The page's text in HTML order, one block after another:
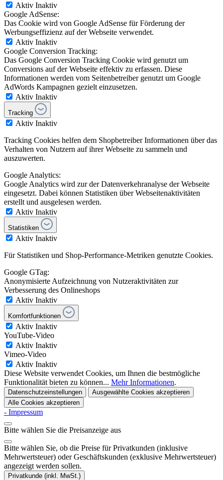
Aktiv Inaktiv
Google AdSense:
Das Cookie wird von Google AdSense für Förderung der
Werbungseffizienz auf der Webseite verwendet.
Aktiv Inaktiv
Google Conversion Tracking:
Das Google Conversion Tracking Cookie wird genutzt um
Conversions auf der Webseite effektiv zu erfassen. Diese
Informationen werden vom Seitenbetreiber genutzt um Google
AdWords Kampagnen gezielt einzusetzen.
Aktiv Inaktiv
Tracking
Aktiv Inaktiv
Tracking Cookies helfen dem Shopbetreiber Informationen über das
Verhalten von Nutzern auf ihrer Webseite zu sammeln und
auszuwerten.
Google Analytics:
Google Analytics wird zur der Datenverkehranalyse der Webseite
eingesetzt. Dabei können Statistiken über Webseitenaktivitäten
erstellt und ausgelesen werden.
Aktiv Inaktiv
Statistiken
Aktiv Inaktiv
Für Statistiken und Shop-Performance-Metriken genutzte Cookies.
Google GTag:
Anonymisierte Aufzeichnung von Nutzeraktivitäten zur
Verbesserung des Onlineshops
Aktiv Inaktiv
Komfortfunktionen
Aktiv Inaktiv
YouTube-Video
Aktiv Inaktiv
Vimeo-Video
Aktiv Inaktiv
Diese Website verwendet Cookies, um Ihnen die bestmögliche
Funktionalität bieten zu können... Mehr Informationen.
Datenschutzeinstellungen
Ausgewählte Cookies akzeptieren
Alle Cookies akzeptieren
- Impressum
Bitte wählen Sie die Preisanzeige aus
Bitte wählen Sie, ob die Preise für Privatkunden (inklusive
Mehrwertsteuer) oder Geschäftskunden (exklusive Mehrwertsteuer)
angezeigt werden sollen.
Privatkunde (inkl. MwSt.)